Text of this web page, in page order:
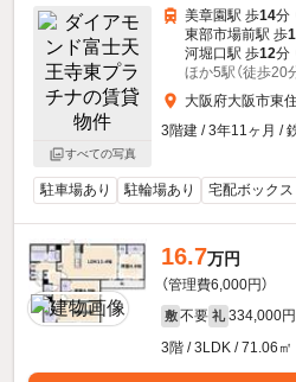
すべての写真
美章園駅 歩14分
東部市場前駅 歩
河堀口駅 歩12分
ほか5駅（徒歩20
大阪府大阪市東
3階建 / 3年11ヶ月 /
駐車場あり 駐輪場あり 宅配ボックス
16.7万円
（管理費6,000円）
敷 不要 礼 334,000円
3階 / 3LDK / 71.06㎡